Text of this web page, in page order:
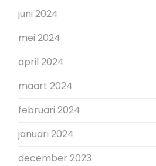
juni 2024
mei 2024
april 2024
maart 2024
februari 2024
januari 2024
december 2023